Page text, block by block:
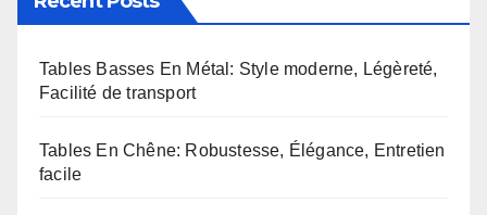
Tables Basses En Métal: Style moderne, Légèreté,
Facilité de transport
Tables En Chêne: Robustesse, Élégance, Entretien
facile